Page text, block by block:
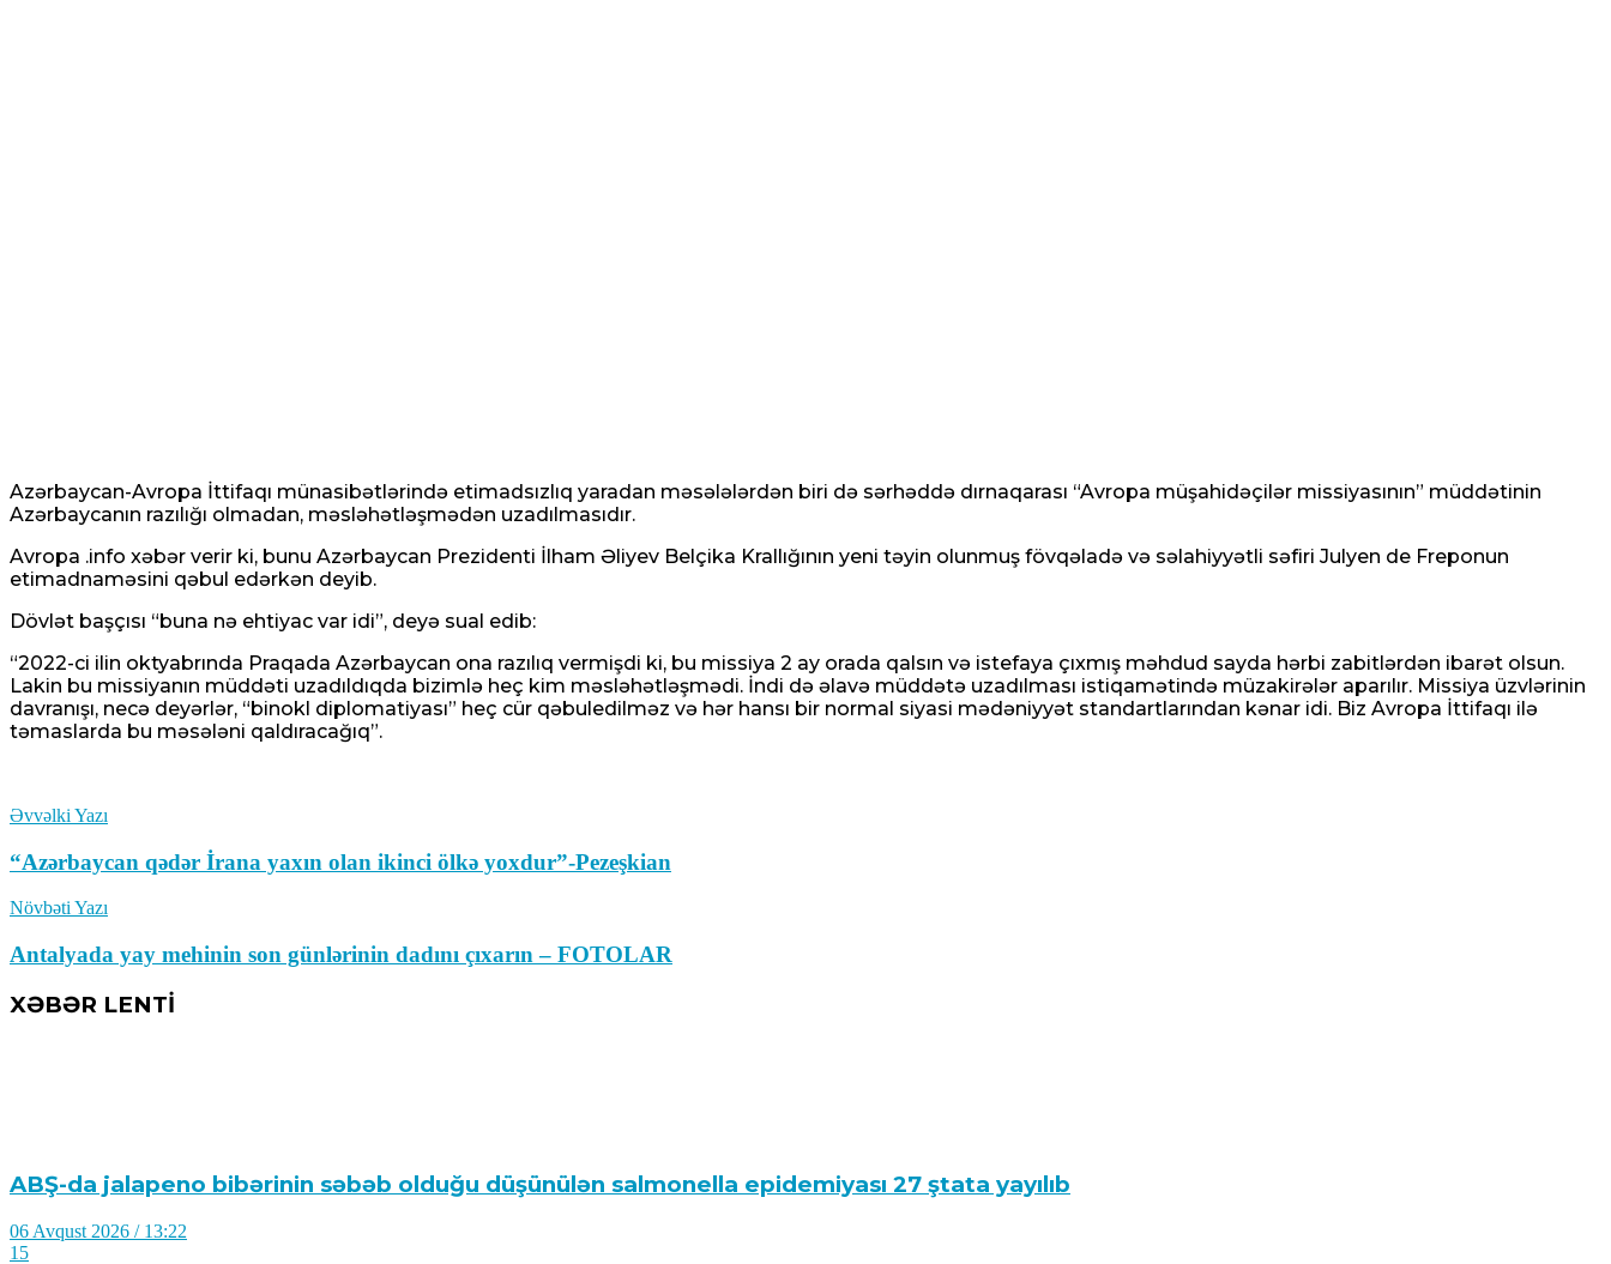
Azərbaycan-Avropa İttifaqı münasibətlərində etimadsızlıq yaradan məsələlərdən biri də sərhəddə dırnaqarası “Avropa müşahidəçilər missiyasının” müddətinin
Azərbaycanın razılığı olmadan, məsləhətləşmədən uzadılmasıdır.
Avropa .info xəbər verir ki, bunu Azərbaycan Prezidenti İlham Əliyev Belçika Krallığının yeni təyin olunmuş fövqəladə və səlahiyyətli səfiri Julyen de Freponun
etimadnaməsini qəbul edərkən deyib.
Dövlət başçısı “buna nə ehtiyac var idi”, deyə sual edib:
“2022-ci ilin oktyabrında Praqada Azərbaycan ona razılıq vermişdi ki, bu missiya 2 ay orada qalsın və istefaya çıxmış məhdud sayda hərbi zabitlərdən ibarət olsun.
Lakin bu missiyanın müddəti uzadıldıqda bizimlə heç kim məsləhətləşmədi. İndi də əlavə müddətə uzadılması istiqamətində müzakirələr aparılır. Missiya üzvlərinin
davranışı, necə deyərlər, “binokl diplomatiyası” heç cür qəbuledilməz və hər hansı bir normal siyasi mədəniyyət standartlarından kənar idi. Biz Avropa İttifaqı ilə
təmaslarda bu məsələni qaldıracağıq”.
Əvvəlki Yazı
“Azərbaycan qədər İrana yaxın olan ikinci ölkə yoxdur”-Pezeşkian
Növbəti Yazı
Antalyada yay mehinin son günlərinin dadını çıxarın – FOTOLAR
XƏBƏR LENTİ
ABŞ-da jalapeno bibərinin səbəb olduğu düşünülən salmonella epidemiyası 27 ştata yayılıb
06 Avqust 2026 / 13:22
15